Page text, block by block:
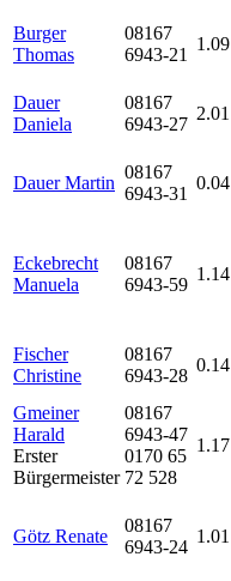
Burger
Thomas
08167
6943-21
1.09
Dauer
Daniela
08167
6943-27
2.01
Dauer Martin
08167
6943-31
0.04
Eckebrecht
Manuela
08167
6943-59
1.14
Fischer
Christine
08167
6943-28
0.14
Gmeiner
Harald
Erster
Bürgermeister
08167
6943-47
0170 65
72 528
1.17
Götz Renate
08167
6943-24
1.01